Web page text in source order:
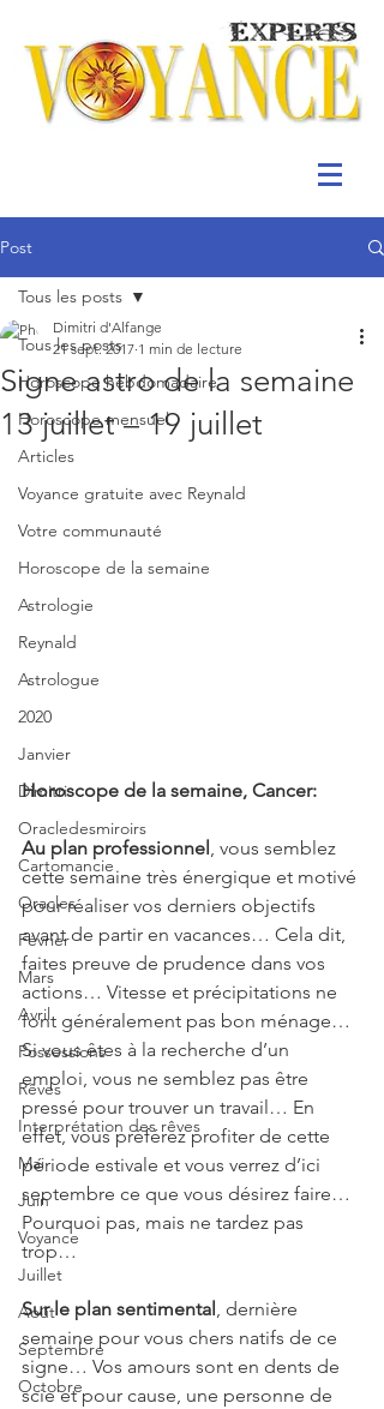
Post
Tous les posts
Horoscope hebdomadaire
Horoscope mensuel
Articles
Voyance gratuite avec Reynald
Votre communauté
Horoscope de la semaine
Astrologie
Reynald
Astrologue
2020
Janvier
Dimitri
Oracledesmiroirs
Cartomancie
Oracles
Février
Mars
Avril
Possessions
Rêves
Interprétation des rêves
Mai
Juin
Voyance
Juillet
Août
Septembre
Octobre
Tous les posts
Signe astro de la semaine
13 juillet – 19 juillet
Dimitri d'Alfange
21 sept. 2017 1 min de lecture
Horoscope de la semaine, Cancer:
Au plan professionnel , vous semblez
cette semaine très énergique et motivé
pour réaliser vos derniers objectifs
avant de partir en vacances… Cela dit,
faites preuve de prudence dans vos
actions… Vitesse et précipitations ne
font généralement pas bon ménage…
Si vous êtes à la recherche d’un
emploi, vous ne semblez pas être
pressé pour trouver un travail… En
effet, vous préférez profiter de cette
période estivale et vous verrez d’ici
septembre ce que vous désirez faire…
Pourquoi pas, mais ne tardez pas
trop…
Sur le plan sentimental , dernière
semaine pour vous chers natifs de ce
signe… Vos amours sont en dents de
scie et pour cause, une personne de